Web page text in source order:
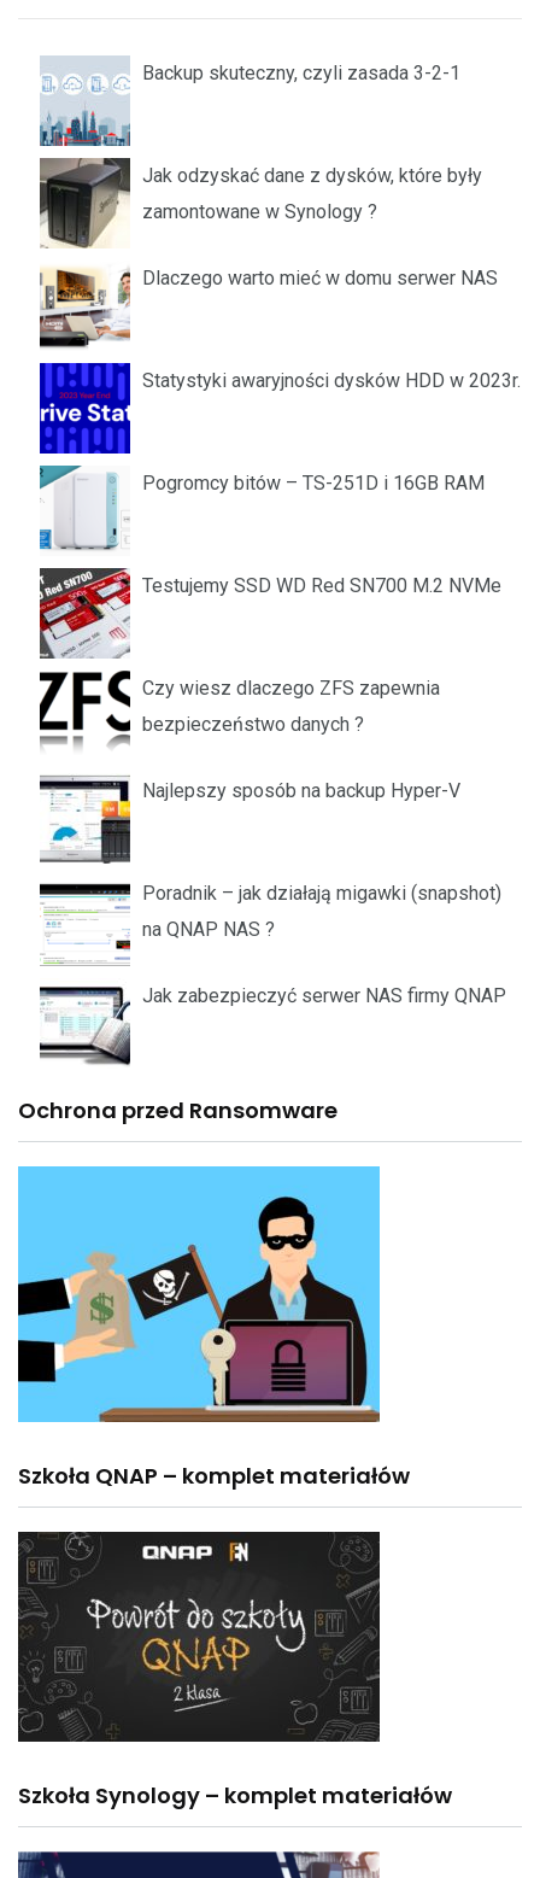
Backup skuteczny, czyli zasada 3-2-1
Jak odzyskać dane z dysków, które były
zamontowane w Synology ?
Dlaczego warto mieć w domu serwer NAS
Statystyki awaryjności dysków HDD w 2023r.
Pogromcy bitów – TS-251D i 16GB RAM
Testujemy SSD WD Red SN700 M.2 NVMe
Czy wiesz dlaczego ZFS zapewnia
bezpieczeństwo danych ?
Najlepszy sposób na backup Hyper-V
Poradnik – jak działają migawki (snapshot)
na QNAP NAS ?
Jak zabezpieczyć serwer NAS firmy QNAP
Ochrona przed Ransomware
Szkoła QNAP – komplet materiałów
Szkoła Synology – komplet materiałów